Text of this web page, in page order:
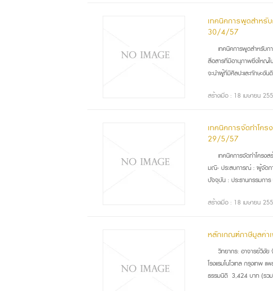
เทคนิคการพูดสำหรั
30/4/57
เทคนิคการพูดสำหรับ
สื่อสารที่มีอานุภาพยิ่งใหญ่ใ
จะนำผู้ที่มีศิลปะและทักษะอันดี
สร้างเมื่อ : 18 เมษายน
เทคนิคการจัดทำโค
29/5/57
เทคนิคการจัดทำโครง
มณี- ประสบการณ์ : ผู้จัดกา
ปัจจุบัน : ประธานกรรมกา
สร้างเมื่อ : 18 เมษายน
หลักเกณฑ์ภาษีมูลค่
วิทยากร: อาจารย์วิชัย
โรงแรมโนโวเทล กรุงเทพ
ธรรมนิติ 3,424 บาท (รวม